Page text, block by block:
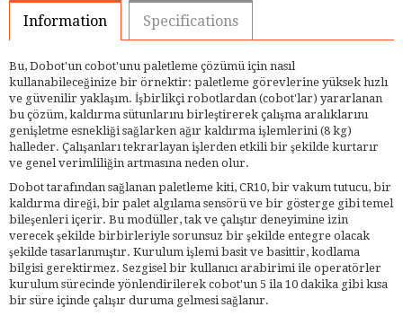
Information Specifications
Bu, Dobot'un cobot'unu paletleme çözümü için nasıl
kullanabileceğinize bir örnektir: paletleme görevlerine yüksek hızlı
ve güvenilir yaklaşım. İşbirlikçi robotlardan (cobot'lar) yararlanan
bu çözüm, kaldırma sütunlarını birleştirerek çalışma aralıklarını
genişletme esnekliği sağlarken ağır kaldırma işlemlerini (8 kg)
halleder. Çalışanları tekrarlayan işlerden etkili bir şekilde kurtarır
ve genel verimliliğin artmasına neden olur.
Dobot tarafından sağlanan paletleme kiti, CR10, bir vakum tutucu, bir
kaldırma direği, bir palet algılama sensörü ve bir gösterge gibi temel
bileşenleri içerir. Bu modüller, tak ve çalıştır deneyimine izin
verecek şekilde birbirleriyle sorunsuz bir şekilde entegre olacak
şekilde tasarlanmıştır. Kurulum işlemi basit ve basittir, kodlama
bilgisi gerektirmez. Sezgisel bir kullanıcı arabirimi ile operatörler
kurulum sürecinde yönlendirilerek cobot'un 5 ila 10 dakika gibi kısa
bir süre içinde çalışır duruma gelmesi sağlanır.